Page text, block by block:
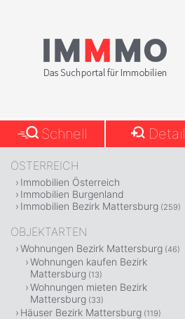
Schnell Detail
ÖSTERREICH
Immobilien Österreich
Immobilien Burgenland
Immobilien Bezirk Mattersburg (259)
OBJEKTARTEN
Wohnungen Bezirk Mattersburg (46)
Wohnungen kaufen Bezirk
Mattersburg (13)
Wohnungen mieten Bezirk
Mattersburg (33)
Häuser Bezirk Mattersburg (119)